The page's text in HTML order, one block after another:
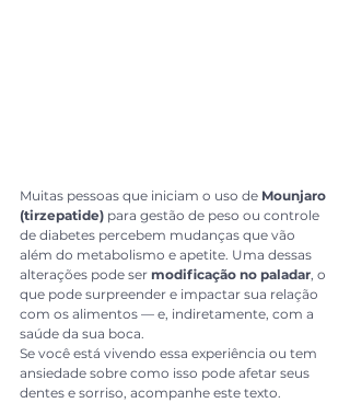
Muitas pessoas que iniciam o uso de Mounjaro
(tirzepatide) para gestão de peso ou controle
de diabetes percebem mudanças que vão
além do metabolismo e apetite. Uma dessas
alterações pode ser modificação no paladar, o
que pode surpreender e impactar sua relação
com os alimentos — e, indiretamente, com a
saúde da sua boca.
Se você está vivendo essa experiência ou tem
ansiedade sobre como isso pode afetar seus
dentes e sorriso, acompanhe este texto.